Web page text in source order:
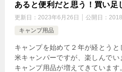
あると便利だと思う！買い足
更新日： 2023年6月26日 公開日：
キャンプ用品
キャンプを始めて２年が経とう
米キャンパーですが、楽しんで
キャンプ用品が増えてきていま